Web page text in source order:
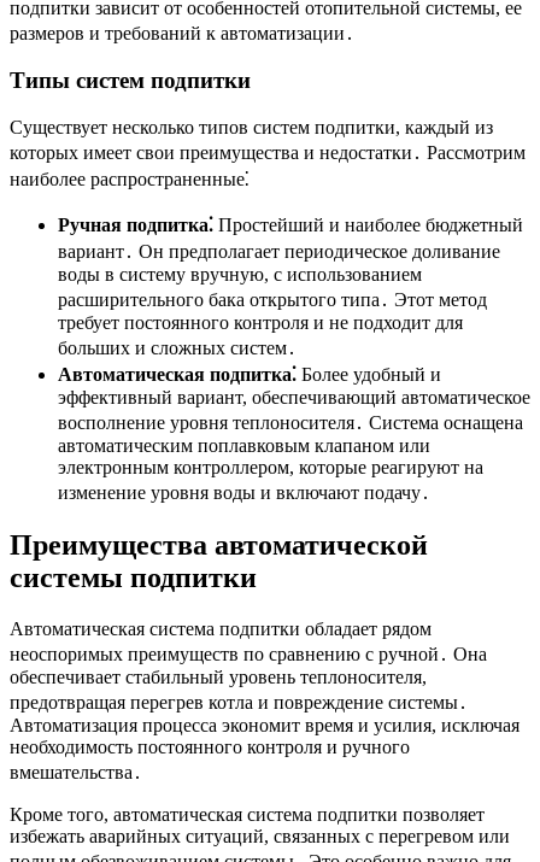
подпитки зависит от особенностей отопительной системы, ее
размеров и требований к автоматизации․
Типы систем подпитки
Существует несколько типов систем подпитки, каждый из
которых имеет свои преимущества и недостатки․ Рассмотрим
наиболее распространенные⁚
Ручная подпитка⁚ Простейший и наиболее бюджетный
вариант․ Он предполагает периодическое доливание
воды в систему вручную, с использованием
расширительного бака открытого типа․ Этот метод
требует постоянного контроля и не подходит для
больших и сложных систем․
Автоматическая подпитка⁚ Более удобный и
эффективный вариант, обеспечивающий автоматическое
восполнение уровня теплоносителя․ Система оснащена
автоматическим поплавковым клапаном или
электронным контроллером, которые реагируют на
изменение уровня воды и включают подачу․
Преимущества автоматической
системы подпитки
Автоматическая система подпитки обладает рядом
неоспоримых преимуществ по сравнению с ручной․ Она
обеспечивает стабильный уровень теплоносителя,
предотвращая перегрев котла и повреждение системы․
Автоматизация процесса экономит время и усилия, исключая
необходимость постоянного контроля и ручного
вмешательства․
Кроме того, автоматическая система подпитки позволяет
избежать аварийных ситуаций, связанных с перегревом или